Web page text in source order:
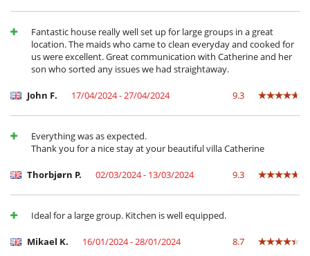
Spazio cena sulla terrazza
Terrazza(e)
Divertimenti ed attività sportive
Accesso internet (wifi)
Libri
Music speaker
Piscina esteriore
Sauna
Tivù cavo o satellite o internet
Elettrodomestici
Asciugatrice
Fantastic house really well set up for large groups in a great
location. The maids who came to clean everyday and cooked for
us were excellent. Great communication with Catherine and her
son who sorted any issues we had straightaway.
John F. 17/04/2024 - 27/04/2024 9.3
Everything was as expected.
Thank you for a nice stay at your beautiful villa Catherine
Thorbjørn P. 02/03/2024 - 13/03/2024 9.3
Ideal for a large group. Kitchen is well equipped.
Mikael K. 16/01/2024 - 28/01/2024 8.7